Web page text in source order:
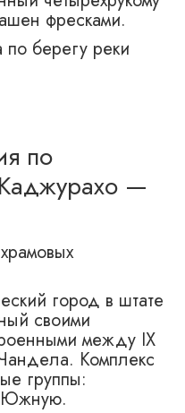
фресками.
берегу реки
по
—
город в штате
своими
между IX
Комплекс
группы:
Южную.